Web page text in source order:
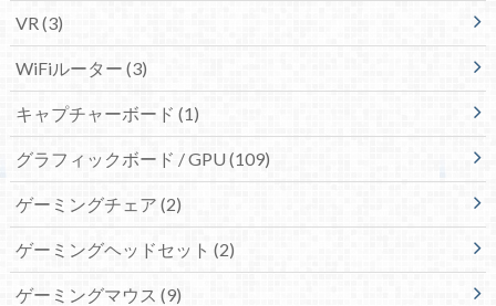
VR (3)
WiFiルーター (3)
キャプチャーボード (1)
グラフィックボード / GPU(109)
ゲーミングチェア (2)
ゲーミングヘッドセット (2)
ゲーミングマウス (9)